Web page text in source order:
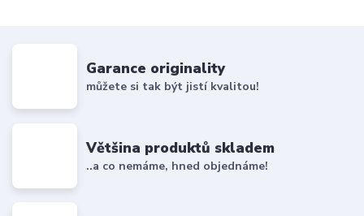
Garance originality
můžete si tak být jistí kvalitou!
Většina produktů skladem
..a co nemáme, hned objednáme!